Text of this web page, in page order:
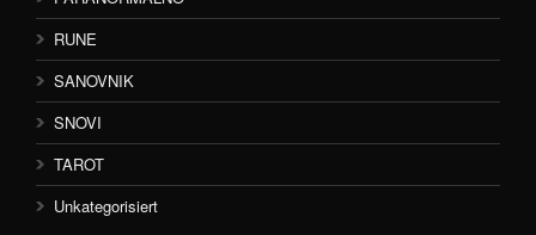
RUNE
SANOVNIK
SNOVI
TAROT
Unkategorisiert